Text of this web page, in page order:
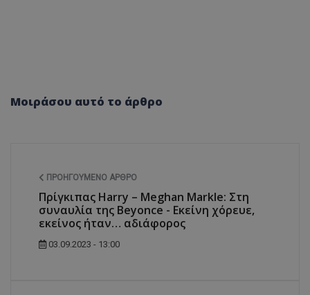
Μοιράσου αυτό το άρθρο
ΠΡΟΗΓΟΎΜΕΝΟ ΆΡΘΡΟ
Πρίγκιπας Harry – Meghan Markle: Στη
συναυλία της Beyonce - Εκείνη χόρευε,
εκείνος ήταν… αδιάφορος
03.09.2023 - 13:00